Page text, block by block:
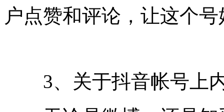
户点赞和评论，让这个
3、关于抖音帐号上内